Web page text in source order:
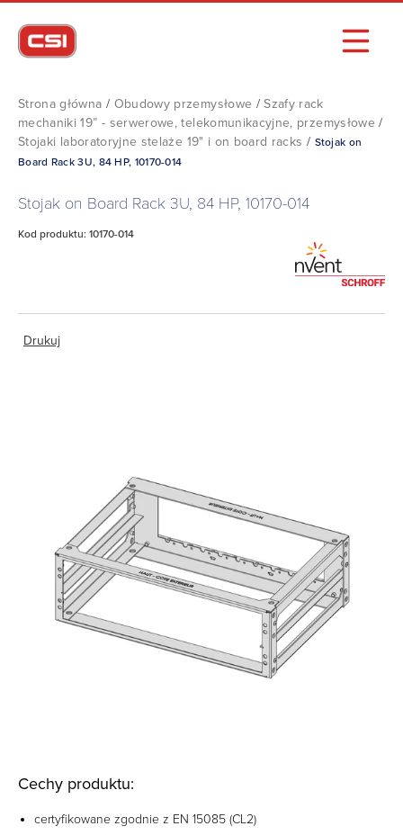
Strona główna / Obudowy przemysłowe /Szafy rack
mechaniki 19” - serwerowe, telekomunikacyjne, przemysłowe /
Stojaki laboratoryjne stelaże 19" i on board racks / Stojak on
Board Rack 3U, 84 HP, 10170-014
Stojak on Board Rack 3U, 84 HP, 10170-014
Kod produktu: 10170-014
Drukuj
Cechy produktu:
certyfikowane zgodnie z EN 15085 (CL2)